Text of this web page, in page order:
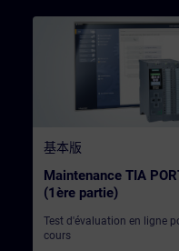
基本版
Maintenance TIA
(1ère partie)
Test d'évaluation en ligne
cours